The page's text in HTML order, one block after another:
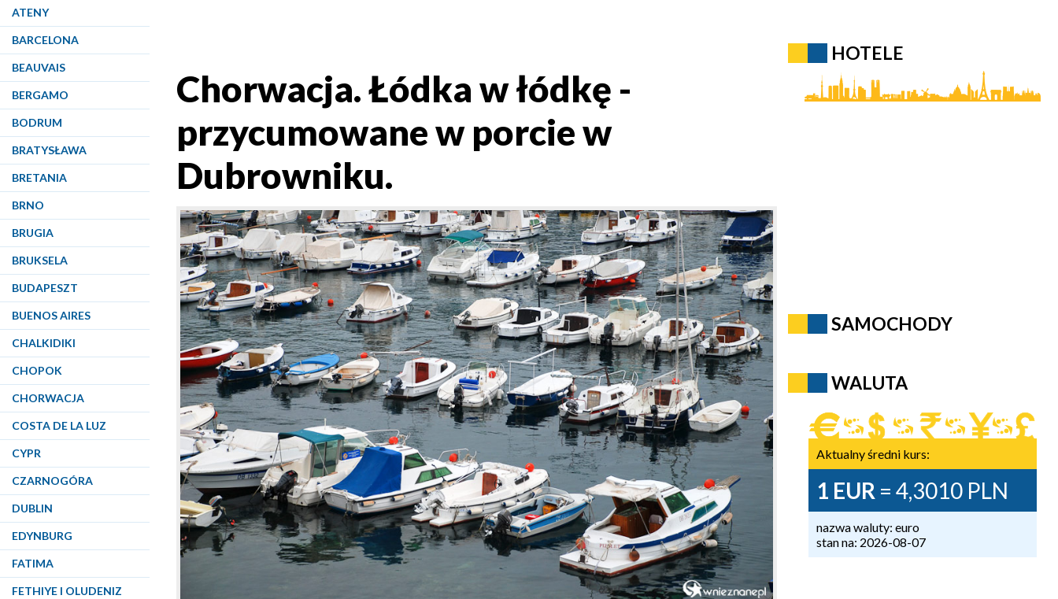
ATENY
BARCELONA
BEAUVAIS
BERGAMO
BODRUM
BRATYSŁAWA
BRETANIA
BRNO
BRUGIA
BRUKSELA
BUDAPESZT
BUENOS AIRES
CHALKIDIKI
CHOPOK
CHORWACJA
COSTA DE LA LUZ
CYPR
CZARNOGÓRA
DUBLIN
EDYNBURG
FATIMA
FETHIYE I OLUDENIZ
Chorwacja. Łódka w łódkę -
przycumowane w porcie w
Dubrowniku.
HOTELE
SAMOCHODY
WALUTA
Aktualny średni kurs:
1 EUR = 4,3010 PLN
nazwa waluty: euro
stan na: 2026-08-07